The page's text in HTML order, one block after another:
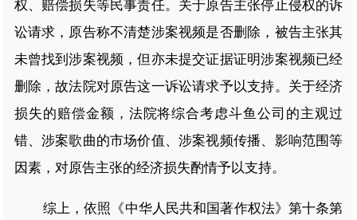
权、赔偿损失等民事责任。关于原告主张停止侵权的诉
讼请求，原告称不清楚涉案视频是否删除，被告主张其
未曾找到涉案视频，但亦未提交证据证明涉案视频已经
删除，故法院对原告这一诉讼请求予以支持。关于经济
损失的赔偿金额，法院将综合考虑斗鱼公司的主观过
错、涉案歌曲的市场价值、涉案视频传播、影响范围等
因素，对原告主张的经济损失酌情予以支持。
综上，依照《中华人民共和国著作权法》第十条第